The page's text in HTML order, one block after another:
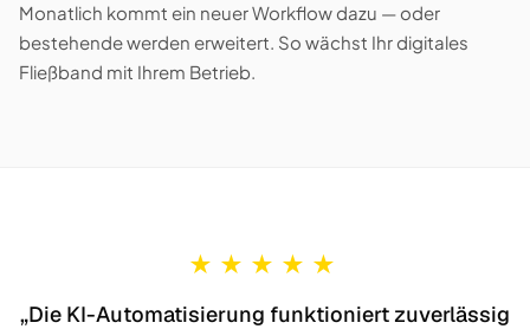
Monatlich kommt ein neuer Workflow dazu — oder
bestehende werden erweitert. So wächst Ihr digitales
Fließband mit Ihrem Betrieb.
★ ★ ★ ★ ★
„Die KI-Automatisierung funktioniert zuverlässig